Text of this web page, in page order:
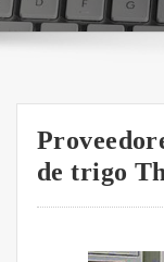
de trigo